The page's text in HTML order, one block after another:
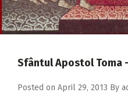
2012
2011
Sfântul Apostol
Posted on April 29, 2013 By